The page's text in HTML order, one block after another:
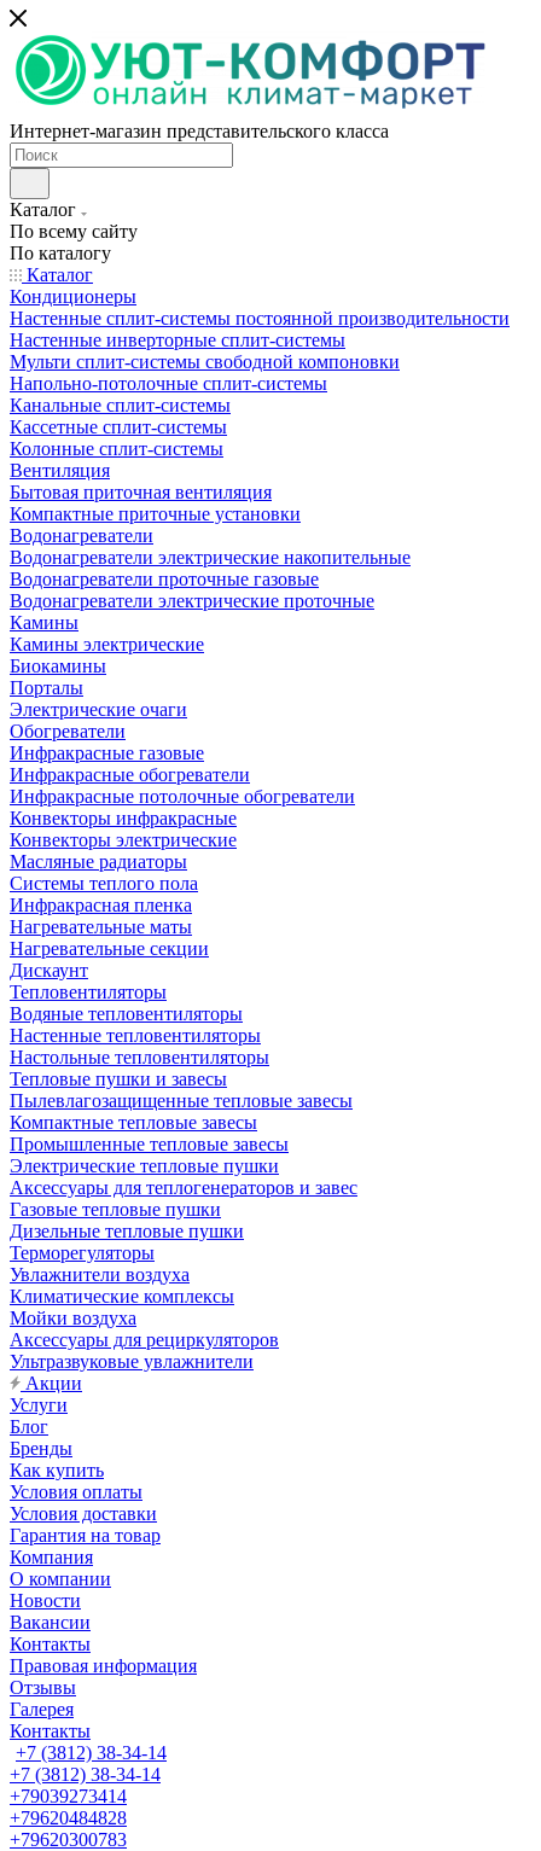
Интернет-магазин представительского класса
Каталог
По всему сайту
По каталогу
Каталог
Кондиционеры
Настенные сплит-системы постоянной производительности
Настенные инверторные сплит-системы
Мульти сплит-системы свободной компоновки
Напольно-потолочные сплит-системы
Канальные сплит-системы
Кассетные сплит-системы
Колонные сплит-системы
Вентиляция
Бытовая приточная вентиляция
Компактные приточные установки
Водонагреватели
Водонагреватели электрические накопительные
Водонагреватели проточные газовые
Водонагреватели электрические проточные
Камины
Камины электрические
Биокамины
Порталы
Электрические очаги
Обогреватели
Инфракрасные газовые
Инфракрасные обогреватели
Инфракрасные потолочные обогреватели
Конвекторы инфракрасные
Конвекторы электрические
Масляные радиаторы
Системы теплого пола
Инфракрасная пленка
Нагревательные маты
Нагревательные секции
Дискаунт
Тепловентиляторы
Водяные тепловентиляторы
Настенные тепловентиляторы
Настольные тепловентиляторы
Тепловые пушки и завесы
Пылевлагозащищенные тепловые завесы
Компактные тепловые завесы
Промышленные тепловые завесы
Электрические тепловые пушки
Аксессуары для теплогенераторов и завес
Газовые тепловые пушки
Дизельные тепловые пушки
Терморегуляторы
Увлажнители воздуха
Климатические комплексы
Мойки воздуха
Аксессуары для рециркуляторов
Ультразвуковые увлажнители
Акции
Услуги
Блог
Бренды
Как купить
Условия оплаты
Условия доставки
Гарантия на товар
Компания
О компании
Новости
Вакансии
Контакты
Правовая информация
Отзывы
Галерея
Контакты
+7 (3812) 38-34-14
+7 (3812) 38-34-14
+79039273414
+79620484828
+79620300783